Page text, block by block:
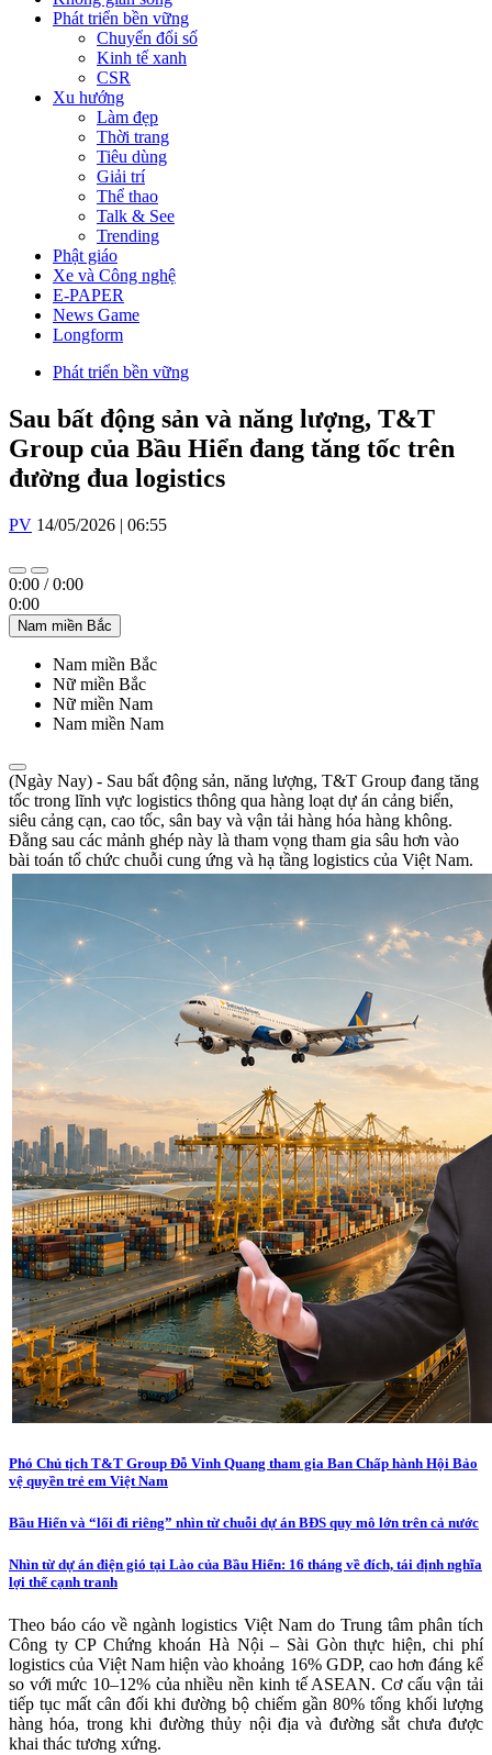
Phát triển bền vững
Chuyển đổi số
Kinh tế xanh
CSR
Xu hướng
Làm đẹp
Thời trang
Tiêu dùng
Giải trí
Thể thao
Talk & See
Trending
Phật giáo
Xe và Công nghệ
E-PAPER
News Game
Longform
Phát triển bền vững
Sau bất động sản và năng lượng, T&T
Group của Bầu Hiển đang tăng tốc trên
đường đua logistics
PV 14/05/2026 | 06:55
0:00 /0:00
0:00
Nam miền Bắc
Nam miền Bắc
Nữ miền Bắc
Nữ miền Nam
Nam miền Nam
(Ngày Nay) - Sau bất động sản, năng lượng, T&T Group đang tăng
tốc trong lĩnh vực logistics thông qua hàng loạt dự án cảng biển,
siêu cảng cạn, cao tốc, sân bay và vận tải hàng hóa hàng không.
Đằng sau các mảnh ghép này là tham vọng tham gia sâu hơn vào
bài toán tổ chức chuỗi cung ứng và hạ tầng logistics của Việt Nam.
Phó Chủ tịch T&T Group Đỗ Vinh Quang tham gia Ban Chấp hành Hội Bảo
vệ quyền trẻ em Việt Nam
Bầu Hiển và “lối đi riêng” nhìn từ chuỗi dự án BĐS quy mô lớn trên cả nước
Nhìn từ dự án điện gió tại Lào của Bầu Hiển: 16 tháng về đích, tái định nghĩa
lợi thế cạnh tranh
Theo báo cáo về ngành logistics Việt Nam do Trung tâm phân tích
Công ty CP Chứng khoán Hà Nội – Sài Gòn thực hiện, chi phí
logistics của Việt Nam hiện vào khoảng 16% GDP, cao hơn đáng kể
so với mức 10–12% của nhiều nền kinh tế ASEAN. Cơ cấu vận tải
tiếp tục mất cân đối khi đường bộ chiếm gần 80% tổng khối lượng
hàng hóa, trong khi đường thủy nội địa và đường sắt chưa được
khai thác tương xứng.